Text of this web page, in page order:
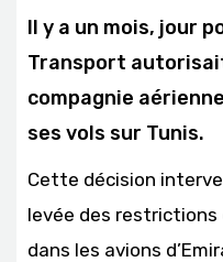
Il y a un mois, jour
Transport
compagnie
ses vols sur Tunis.
Cette décision
levée des restrictions
dans les avions